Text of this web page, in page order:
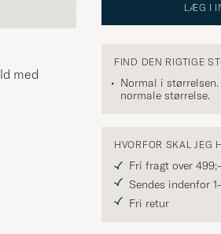
LÆG I
FIND DEN RIGTIGE
Normal i
normale størrelse.
HVORFOR SKAL JEG
Fri fragt over 499;-
Sendes indenfor
Fri retur
med